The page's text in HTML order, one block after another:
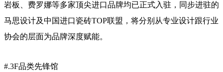
岩板、费罗娜等多家顶尖进口品牌均已正式入驻，同步进驻的
马思设计及中国进口瓷砖TOP联盟，将分别从专业设计跟行业
协会的层面为品牌深度赋能。
#.3F品类先锋馆